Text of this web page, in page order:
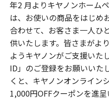
年2 月よりキヤノンホーム
は、お使いの商品をはじめ
合わせて、お客さま一人ひ
供いたします。皆さまがよ
ようキヤノンがご支援いた
ID」のご登録をお願いいた
くと、キヤノンオンライン
1,000円OFFクーポンを進呈